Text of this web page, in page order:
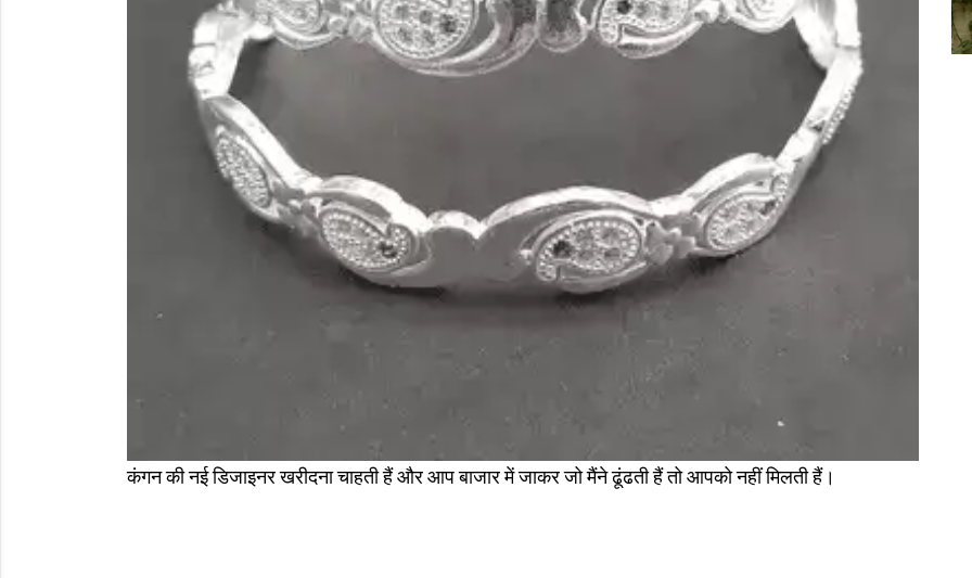
कंगन की नई डिजाइनर खरीदना चाहती हैं और आप बाजार में जाकर जो मैंने ढूंढती हैं तो आपको नहीं मिलती हैं।